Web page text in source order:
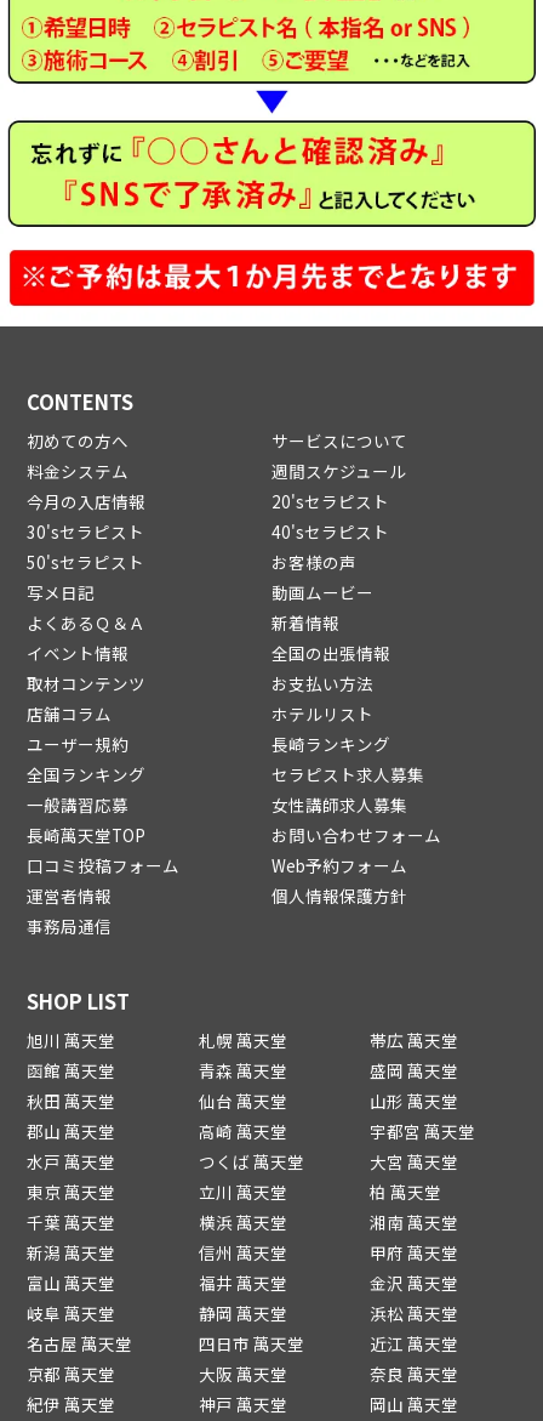
CONTENTS
初めての方へ
サービスについて
料金システム
週間スケジュール
今月の入店情報
20'sセラピスト
30'sセラピスト
40'sセラピスト
50'sセラピスト
お客様の声
写メ日記
動画ムービー
よくあるＱ＆Ａ
新着情報
イベント情報
全国の出張情報
取材コンテンツ
お支払い方法
店舗コラム
ホテルリスト
ユーザー規約
長崎ランキング
全国ランキング
セラピスト求人募集
一般講習応募
女性講師求人募集
長崎萬天堂TOP
お問い合わせフォーム
口コミ投稿フォーム
Web予約フォーム
運営者情報
個人情報保護方針
事務局通信
SHOP LIST
旭川 萬天堂 札幌 萬天堂
帯広 萬天堂
函館 萬天堂
青森 萬天堂
盛岡 萬天堂
秋田 萬天堂
仙台 萬天堂
山形 萬天堂
郡山 萬天堂
高崎 萬天堂
宇都宮 萬天堂
水戸 萬天堂
つくば 萬天堂
大宮 萬天堂
東京 萬天堂
立川 萬天堂
柏 萬天堂
千葉 萬天堂
横浜 萬天堂
湘南 萬天堂
新潟 萬天堂
信州 萬天堂
甲府 萬天堂
富山 萬天堂
福井 萬天堂
金沢 萬天堂
岐阜 萬天堂
静岡 萬天堂
浜松 萬天堂
名古屋 萬天堂
四日市 萬天堂
近江 萬天堂
京都 萬天堂
大阪 萬天堂
奈良 萬天堂
紀伊 萬天堂
神戸 萬天堂 岡山 萬天堂